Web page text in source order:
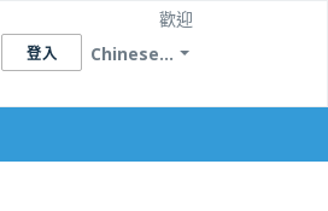
Chinese...
歡迎
登入